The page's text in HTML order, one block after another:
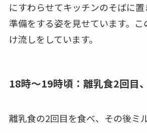
にすわらせてキッチンのそばに
準備をする姿を見せています。こ
け流しをしています。
18時～19時頃：離乳食2回目
離乳食の2回目を食べ、その後ミ